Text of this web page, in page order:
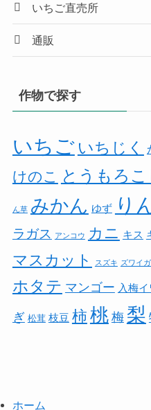
いちご直売所
通販
作物で探す
いちご いちじく
けのこ
とうもろこ
ん草 みかん ゆず り
ラガス
アンコウ カニ キス
マスカット
スズキ ズワイ
ホタテ マンゴー 入梅
ぎ 松茸 枝豆 柿 桃 梅 梨
ホーム